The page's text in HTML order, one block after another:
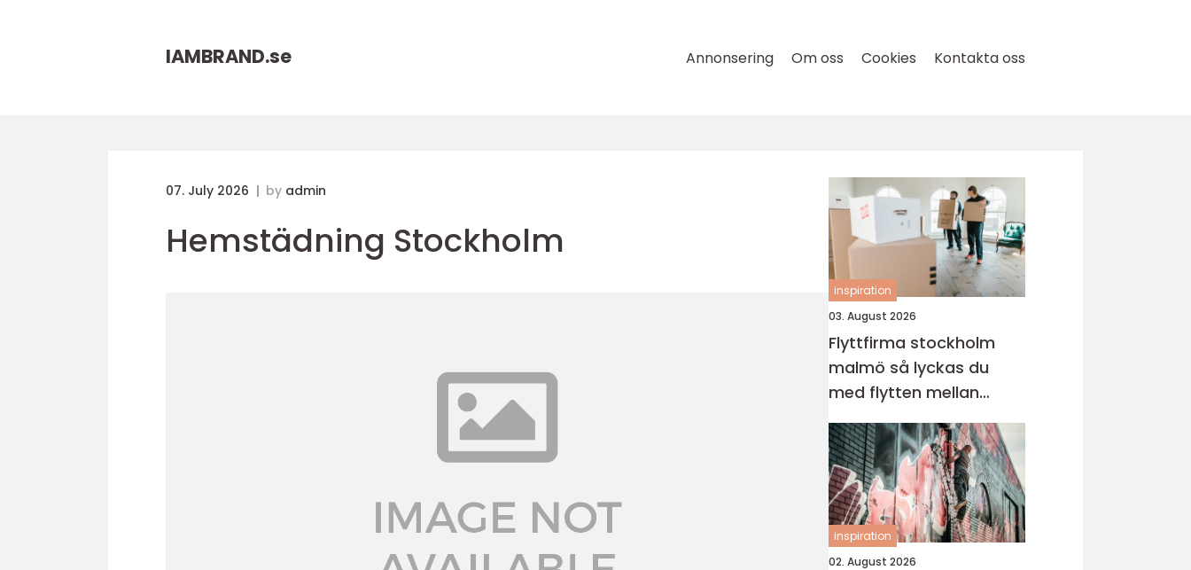
IAMBRAND.se Annonsering Om oss Cookies Kontakta oss
07. July 2026 by admin
Hemstädning Stockholm
inspiration
03. August 2026
Flyttfirma stockholm
malmö så lyckas du
med flytten mellan
sveriges storstäder
inspiration
02. August 2026